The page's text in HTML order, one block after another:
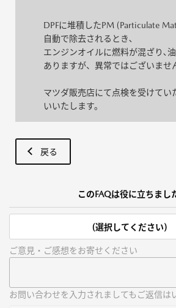
DPFに堆積したPM (Particulate
自動で除去されるとき､
エンジンオイルに燃料が混ざり､
ありますが、異常ではございませ
マツダ販売店にて点検を受けてい
いいたします。
戻る
このFAQは役に立ちまし
(選択してください)
ご意見・ご感想をお寄せください
お問い合わせを入力されましてもご返信は